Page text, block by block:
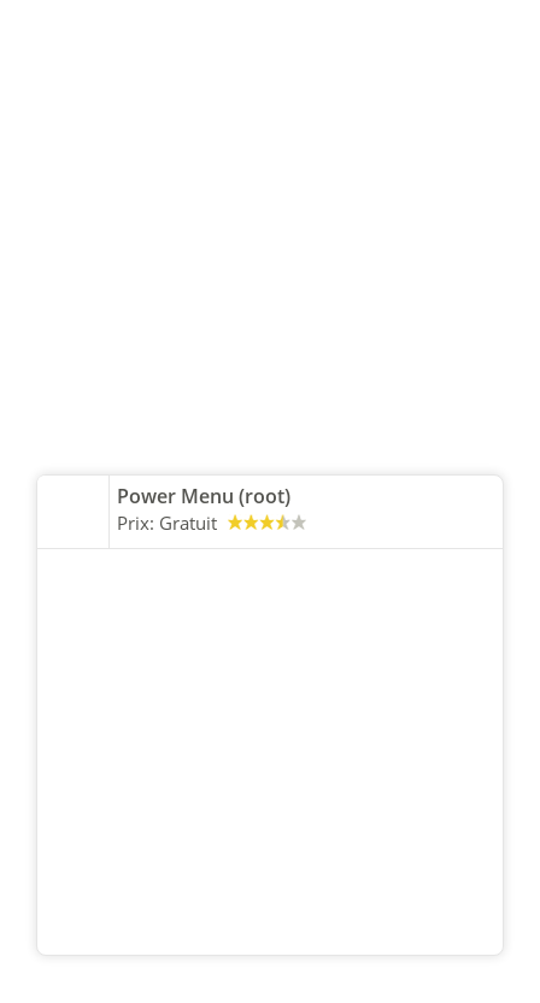
Power Menu (root)
Prix: Gratuit